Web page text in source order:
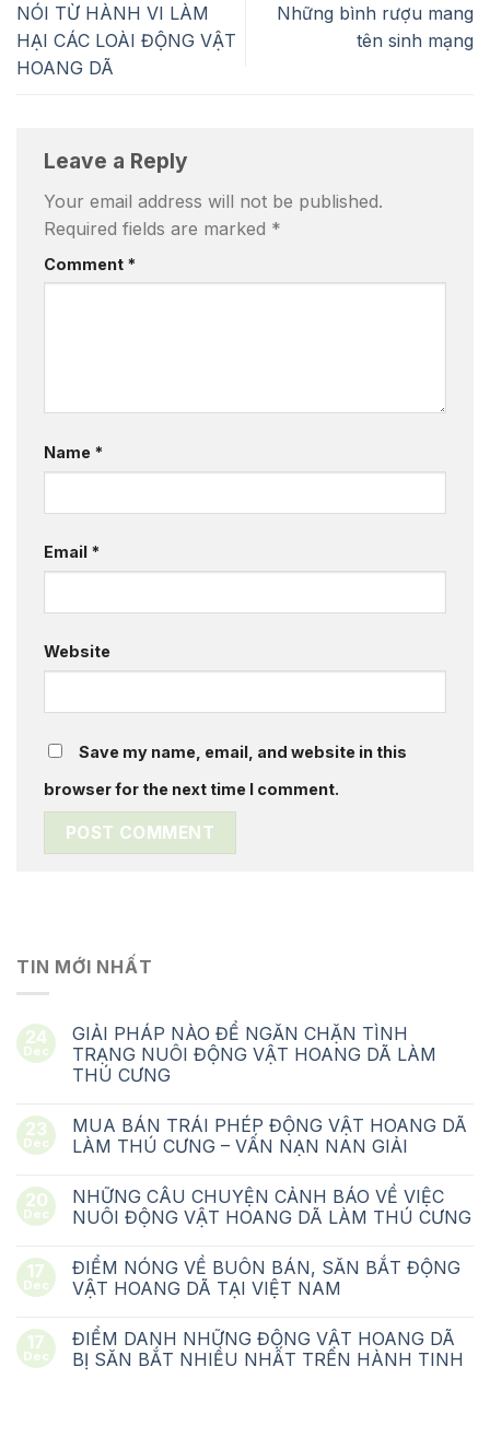
NÓI TỪ HÀNH VI LÀM
HẠI CÁC LOÀI ĐỘNG VẬT
HOANG DÃ
Những bình rượu mang
tên sinh mạng
Leave a Reply
Your email address will not be published.
Required fields are marked *
Comment *
Name *
Email *
Website
Save my name, email, and website in this
browser for the next time I comment.
TIN MỚI NHẤT
24
Dec
GIẢI PHÁP NÀO ĐỂ NGĂN CHẶN TÌNH
TRẠNG NUÔI ĐỘNG VẬT HOANG DÃ LÀM
THÚ CƯNG
23
Dec
MUA BÁN TRÁI PHÉP ĐỘNG VẬT HOANG DÃ
LÀM THÚ CƯNG – VẤN NẠN NAN GIẢI
20
Dec
NHỮNG CÂU CHUYỆN CẢNH BÁO VỀ VIỆC
NUÔI ĐỘNG VẬT HOANG DÃ LÀM THÚ CƯNG
17
Dec
ĐIỂM NÓNG VỀ BUÔN BÁN, SĂN BẮT ĐỘNG
VẬT HOANG DÃ TẠI VIỆT NAM
17
Dec
ĐIỂM DANH NHỮNG ĐỘNG VẬT HOANG DÃ
BỊ SĂN BẮT NHIỀU NHẤT TRÊN HÀNH TINH